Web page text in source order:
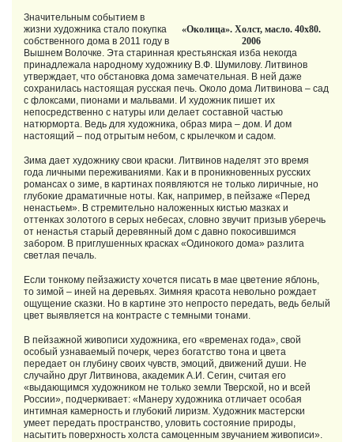
«Околица». Холст, масло. 40х80.
2006
Значительным событием в
жизни художника стало покупка
собственного дома в 2011 году в
Вышнем Boлочке. Эта старинная крестьянская изба некогда
принадлежала народному художнику В.Ф. Шумилову. Литвинов
утверждает, что обстановка дома замечательная. В ней даже
сохранилась настоящая русская печь. Около дома Литвинова – сад
с флоксами, пионами и мальвами. И художник пишет их
непосредственно с натуры или делает составной частью
натюрморта. Ведь для художника, образ мира – дом. И дом
настоящий – под отрытым небом, с крылечком и садом.
Зима дает художнику свои краски. Литвинов наделят это время
года личными переживаниями. Как и в проникновенных русских
романсах о зиме, в картинах появляются не только лиричные, но
глубокие драматичные ноты. Как, например, в пейзаже «Перед
ненастьем». В стремительно наложенных кистью мазках и
оттенках золотого в серых небесах, словно звучит призыв уберечь
от ненастья старый деревянный дом с давно покосившимся
забором. В приглушенных красках «Одинокого дома» разлита
светлая печаль.
Если тонкому пейзажисту хочется писать в мае цветение яблонь,
то зимой – иней на деревьях. Зимняя красота невольно рождает
ощущение сказки. Но в картине это непросто передать, ведь белый
цвет выявляется на контрасте с темными тонами.
В пейзажной живописи художника, его «временах года», свой
особый узнаваемый почерк, через богатство тона и цвета
передает он глубину своих чувств, эмоций, движений души. Не
случайно друг Литвинова, академик А.И. Сегин‚ считая его
«выдающимся художником не только земли Тверской, но и всей
России», подчеркивает: «Манеру художника отличает особая
интимная камерность и глубокий лиризм. Художник мастерски
умеет передать пространство, уловить состояние природы,
насытить поверхность холста самоценным звучанием живописи».